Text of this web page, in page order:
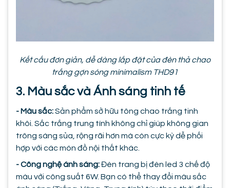
Kết cấu đơn giản, dễ dàng lắp đặt của đèn thả chao
trắng gợn sóng minimalism THD91
3. Màu sắc và Ánh sáng tinh tế
- Màu sắc:Sản phẩm sở hữu tông chao trắng tinh
khôi. Sắc trắng trung tính không chỉ giúp không gian
trông sáng sủa, rộng rãi hơn mà còn cực kỳ dễ phối
hợp với các món đồ nội thất khác.
- Công nghệ ánh sáng:Đèn trang bị đèn led 3 chế độ
màu với công suất 6W. Bạn có thể thay đổi màu sắc